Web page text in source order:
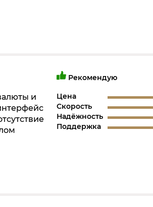
и
Рекомендую
Цена
Скорость
Надёжность
Поддержка